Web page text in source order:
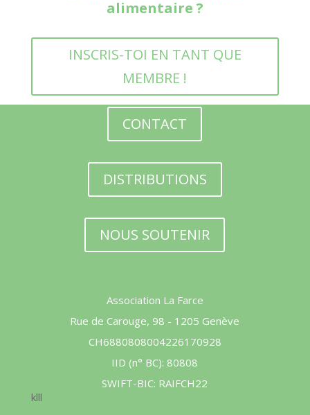
alimentaire ?
INSCRIS-TOI EN TANT QUE
MEMBRE !
CONTACT
DISTRIBUTIONS
NOUS SOUTENIR
Association La Farce
Rue de Carouge, 98 - 1205 Genève
CH6880808004226170928
IID (n° BC): 80808
SWIFT-BIC: RAIFCH22
klll